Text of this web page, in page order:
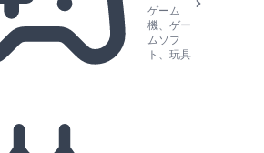
ゲーム
機、ゲー
ムソフ
ト、玩具